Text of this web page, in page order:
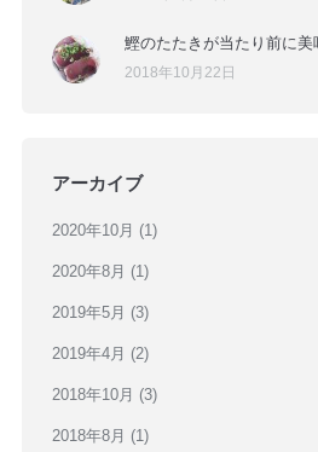
鰹のたたきが当たり前に美
2018年10月22日
アーカイブ
2020年10月 (1)
2020年8月 (1)
2019年5月 (3)
2019年4月 (2)
2018年10月 (3)
2018年8月 (1)